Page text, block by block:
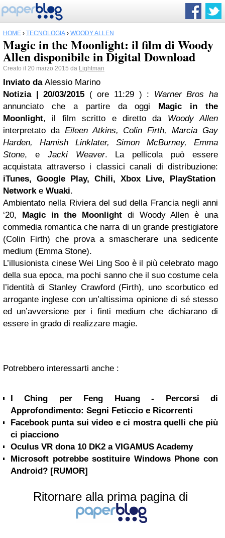
HOME › TECNOLOGIA › WOODY ALLEN
Magic in the Moonlight: il film di Woody
Allen disponibile in Digital Download
Creato il 20 marzo 2015 da Lightman
Inviato da Alessio Marino
Notizia | 20/03/2015 ( ore 11:29 ) : Warner Bros ha
annunciato che a partire da oggi Magic in the
Moonlight, il film scritto e diretto da Woody Allen
interpretato daEileen Atkins, Colin Firth, Marcia Gay
Harden, Hamish Linklater, Simon McBurney, Emma
Stone, eJacki Weaver. La pellicola può essere
acquistata attraverso i classici canali di distribuzione:
iTunes, Google Play, Chili, Xbox Live, PlayStation
Networke Wuaki.
Ambientato nella Riviera del sud della Francia negli anni
‘20, Magic in the Moonlight di Woody Allen è una
commedia romantica che narra di un grande prestigiatore
(Colin Firth) che prova a smascherare una sedicente
medium (Emma Stone).
L’illusionista cinese Wei Ling Soo è il più celebrato mago
della sua epoca, ma pochi sanno che il suo costume cela
l’identità di Stanley Crawford (Firth), uno scorbutico ed
arrogante inglese con un’altissima opinione di sé stesso
ed un’avversione per i finti medium che dichiarano di
essere in grado di realizzare magie.
Potrebbero interessarti anche :
I Ching per Feng Huang - Percorsi di
Approfondimento: Segni Feticcio e Ricorrenti
Facebook punta sui video e ci mostra quelli che più
ci piacciono
Oculus VR dona 10 DK2 a VIGAMUS Academy
Microsoft potrebbe sostituire Windows Phone con
Android? [RUMOR]
Ritornare alla prima pagina di